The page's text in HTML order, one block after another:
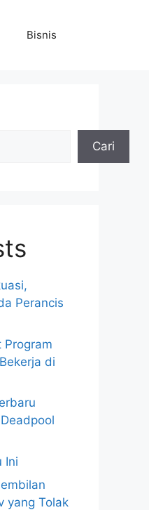
Bisnis
Cari
Perancis
Program
di
Ini
yang Tolak